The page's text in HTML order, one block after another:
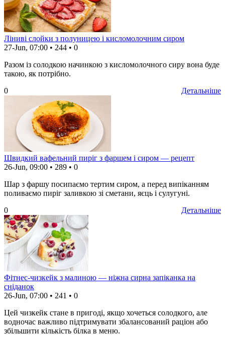
Ліниві слойки з полуницею і кисломолочним сиром
27-Jun, 07:00 • 244 • 0
Разом із солодкою начинкою з кисломолочного сиру вона буде
такою, як потрібно.
Детальніше
0
Швидкий вафельний пиріг з фаршем і сиром — рецепт
26-Jun, 09:00 • 289 • 0
Шар з фаршу посипаємо тертим сиром, а перед випіканням
поливаємо пиріг заливкою зі сметани, яєць і сулугуні.
Детальніше
0
Фітнес-чизкейк з малиною — ніжна сирна запіканка на
сніданок
26-Jun, 07:00 • 241 • 0
Цей чизкейк стане в пригоді, якщо хочеться солодкого, але
водночас важливо підтримувати збалансований раціон або
збільшити кількість білка в меню.